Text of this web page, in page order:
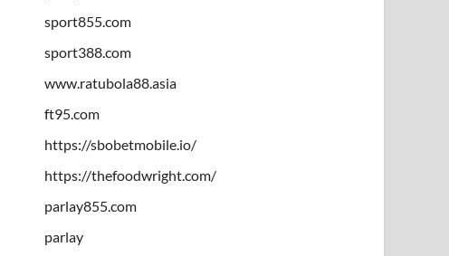
sport855.com
sport388.com
www.ratubola88.asia
ft95.com
https://sbobetmobile.io/
https://thefoodwright.com/
parlay855.com
parlay